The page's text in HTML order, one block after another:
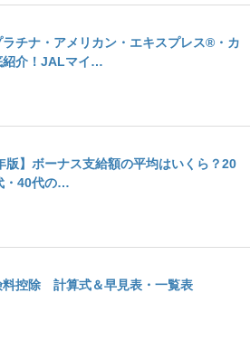
チナ・アメリカン・エキスプレス®・カ
紹介！JALマイ…
版】ボーナス支給額の平均はいくら？20
・40代の…
料控除 計算式＆早見表・一覧表